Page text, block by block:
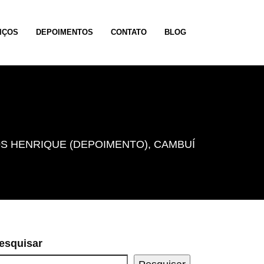
DEPOIMENTOS CONTATO BLOG
HENRIQUE (DEPOIMENTO), CAMBUÍ